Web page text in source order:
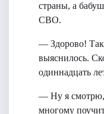
страны, а
СВО.
— Здорово! Так
выяснилось.
одиннадцать
— Ну я смотрю,
многому